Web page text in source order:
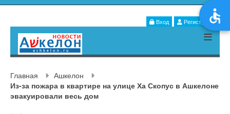
Вход Регистрация
Главная
Ашкелон
Из-за пожара в квартире на улице Ха Скопус в Ашкелоне
эвакуировали весь дом